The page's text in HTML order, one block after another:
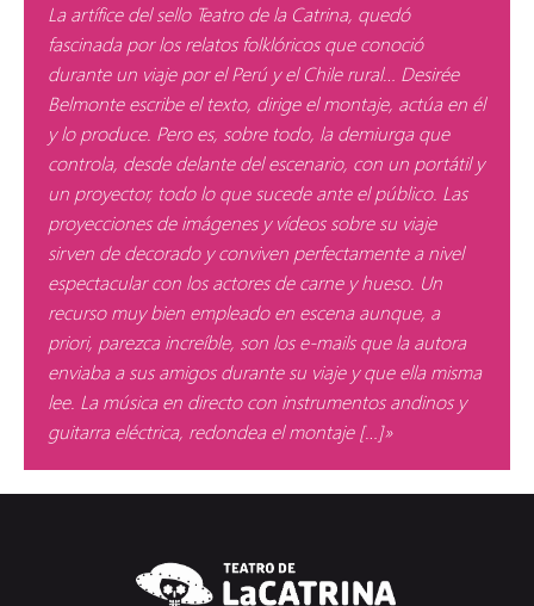
La artífice del sello Teatro de la Catrina, quedó
fascinada por los relatos folklóricos que conoció
durante un viaje por el Perú y el Chile rural… Desirée
Belmonte escribe el texto, dirige el montaje, actúa en él
y lo produce. Pero es, sobre todo, la demiurga que
controla, desde delante del escenario, con un portátil y
un proyector, todo lo que sucede ante el público. Las
proyecciones de imágenes y vídeos sobre su viaje
sirven de decorado y conviven perfectamente a nivel
espectacular con los actores de carne y hueso. Un
recurso muy bien empleado en escena aunque, a
priori, parezca increíble, son los e-mails que la autora
enviaba a sus amigos durante su viaje y que ella misma
lee. La música en directo con instrumentos andinos y
guitarra eléctrica, redondea el montaje […]»